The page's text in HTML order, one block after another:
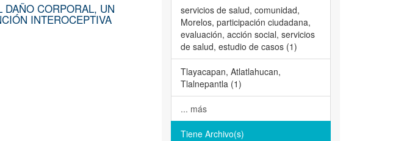
CORPORAL, UN
INTEROCEPTIVA
servicios de salud, comunidad,
Morelos, participación ciudadana,
evaluación, acción social, servicios
de salud, estudio de casos (1)
Tlayacapan, Atlatlahucan,
Tlalnepantla (1)
... más
Tiene Archivo(s)